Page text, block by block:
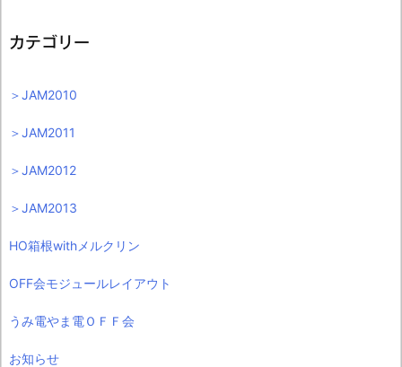
カテゴリー
＞JAM2010
＞JAM2011
＞JAM2012
＞JAM2013
HO箱根withメルクリン
OFF会モジュールレイアウト
うみ電やま電ＯＦＦ会
お知らせ